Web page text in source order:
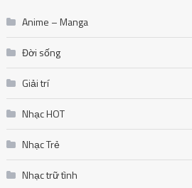
Anime – Manga
Đời sống
Giải trí
Nhạc HOT
Nhạc Trẻ
Nhạc trữ tình